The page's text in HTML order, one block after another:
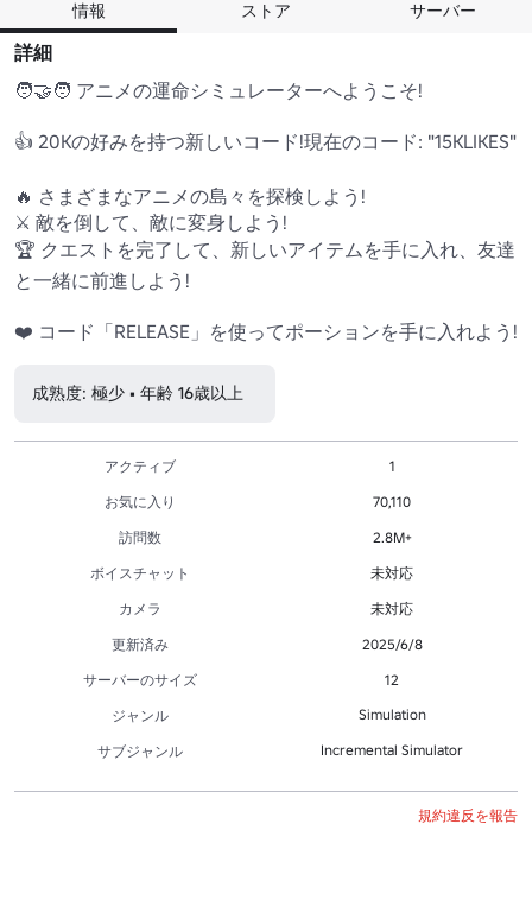
情報 ストア サーバー
詳細
🧑‍🤝‍🧑 アニメの運命シミュレーターへようこそ!
👍 20Kの好みを持つ新しいコード!現在のコード: "15KLIKES"
🔥 さまざまなアニメの島々を探検しよう!
⚔️ 敵を倒して、敵に変身しよう!
🏆 クエストを完了して、新しいアイテムを手に入れ、友達
と一緒に前進しよう!
❤️ コード「RELEASE」を使ってポーションを手に入れよう!
成熟度: 極少 • 年齢 16歳以上
アクティブ
1
お気に入り
70,110
訪問数
2.8M+
ボイスチャット
未対応
カメラ
未対応
更新済み
2025/6/8
サーバーのサイズ
12
ジャンル
Simulation
サブジャンル Incremental Simulator
規約違反を報告